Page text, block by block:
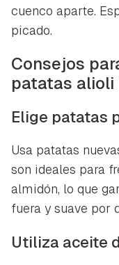
Guardar
Para poder
cuenco aparte.
picado.
Consejos
patatas
Elige patatas
Usa patatas
son ideales para
almidón, lo que
fuera y suave por
Utiliza aceite